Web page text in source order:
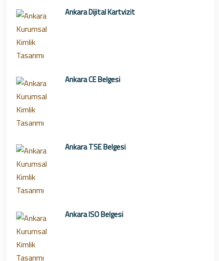
Ankara Dijital Kartvizit
Ankara CE Belgesi
Ankara TSE Belgesi
Ankara ISO Belgesi